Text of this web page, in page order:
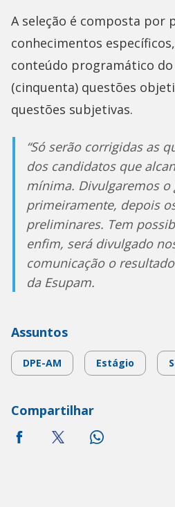
A seleção é composta por
conhecimentos
conteúdo programático
(cinquenta) questões
questões subjetivas.
“Só serão corrigidas as
dos candidatos que
mínima. Divulgaremos o
primeiramente, depois
preliminares. Tem
enfim, será divulgado
comunicação o
da Esupam.
Assuntos
DPE-AM Estágio
Compartilhar